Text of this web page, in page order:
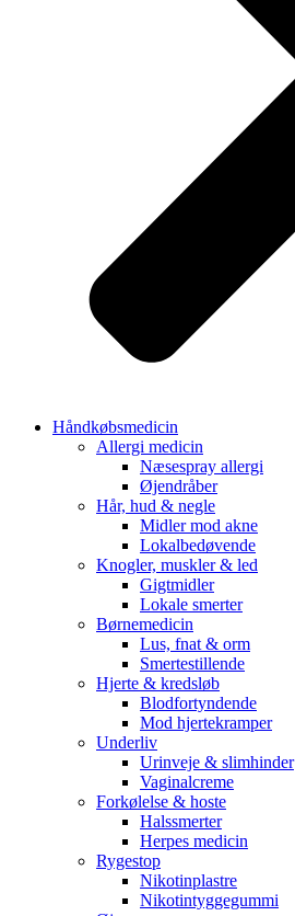
Håndkøbsmedicin
Allergi medicin
Næsespray allergi
Øjendråber
Hår, hud & negle
Midler mod akne
Lokalbedøvende
Knogler, muskler & led
Gigtmidler
Lokale smerter
Børnemedicin
Lus, fnat & orm
Smertestillende
Hjerte & kredsløb
Blodfortyndende
Mod hjertekramper
Underliv
Urinveje & slimhinder
Vaginalcreme
Forkølelse & hoste
Halssmerter
Herpes medicin
Rygestop
Nikotinplastre
Nikotintyggegummi